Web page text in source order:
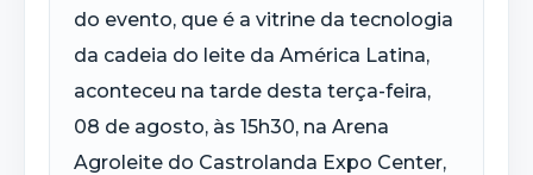
do evento, que é a vitrine da tecnologia
da cadeia do leite da América Latina,
aconteceu na tarde desta terça-feira,
08 de agosto, às 15h30, na Arena
Agroleite do Castrolanda Expo Center,